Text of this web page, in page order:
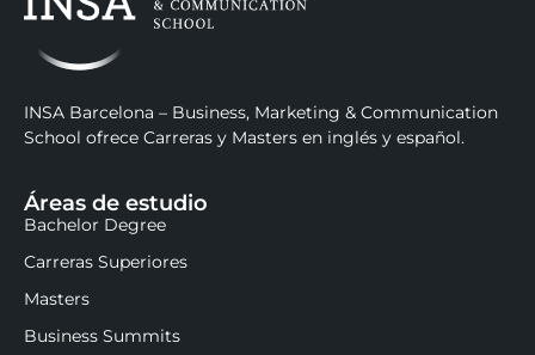
INSA Barcelona – Business, Marketing & Communication
School ofrece Carreras y Masters en inglés y español.
Áreas de estudio
Bachelor Degree
Carreras Superiores
Masters
Business Summits